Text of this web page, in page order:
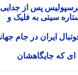
پس از جدایی
سیتی به فلیک و
ایران در جام جهانی
را چید؛ 6 ستاره ای که جایگاهشان